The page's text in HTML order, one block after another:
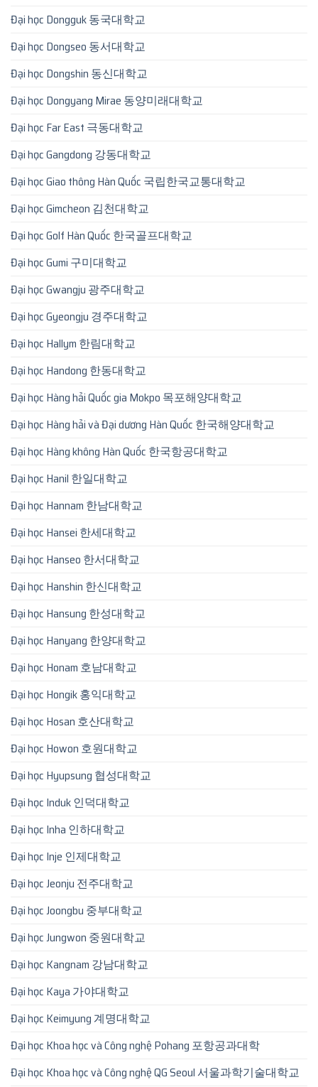
Đại học Dongguk 동국대학교
Đại học Dongseo 동서대학교
Đại học Dongshin 동신대학교
Đại học Dongyang Mirae 동양미래대학교
Đại học Far East 극동대학교
Đại học Gangdong 강동대학교
Đại học Giao thông Hàn Quốc 국립한국교통대학교
Đại học Gimcheon 김천대학교
Đại học Golf Hàn Quốc 한국골프대학교
Đại học Gumi 구미대학교
Đại học Gwangju 광주대학교
Đại học Gyeongju 경주대학교
Đại học Hallym 한림대학교
Đại học Handong 한동대학교
Đại học Hàng hải Quốc gia Mokpo 목포해양대학교
Đại học Hàng hải và Đại dương Hàn Quốc 한국해양대학교
Đại học Hàng không Hàn Quốc 한국항공대학교
Đại học Hanil 한일대학교
Đại học Hannam 한남대학교
Đại học Hansei 한세대학교
Đại học Hanseo 한서대학교
Đại học Hanshin 한신대학교
Đại học Hansung 한성대학교
Đại học Hanyang 한양대학교
Đại học Honam 호남대학교
Đại học Hongik 홍익대학교
Đại học Hosan 호산대학교
Đại học Howon 호원대학교
Đại học Hyupsung 협성대학교
Đại học Induk 인덕대학교
Đại học Inha 인하대학교
Đại học Inje 인제대학교
Đại học Jeonju 전주대학교
Đại học Joongbu 중부대학교
Đại học Jungwon 중원대학교
Đại học Kangnam 강남대학교
Đại học Kaya 가야대학교
Đại học Keimyung 계명대학교
Đại học Khoa học và Công nghệ Pohang 포항공과대학
Đại học Khoa học và Công nghệ QG Seoul 서울과학기술대학교